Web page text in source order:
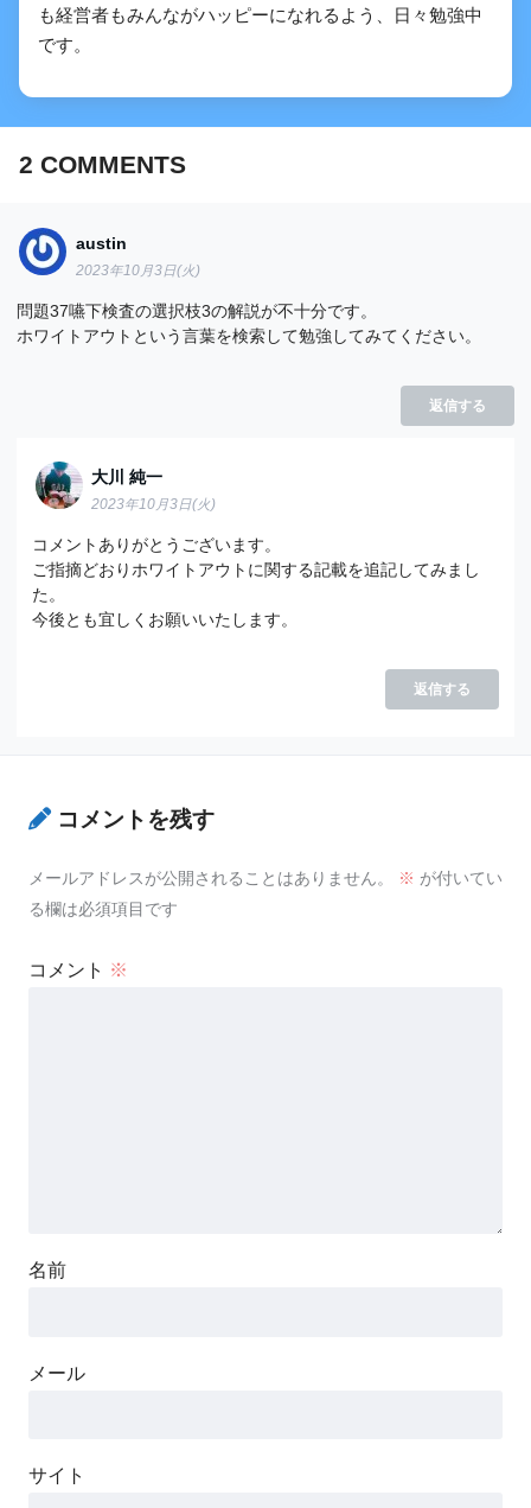
も経営者もみんながハッピーになれるよう、日々勉強中
です。
2 COMMENTS
austin
2023年10月3日(火)
問題37嚥下検査の選択枝3の解説が不十分です。
ホワイトアウトという言葉を検索して勉強してみてください。
返信する
大川 純一
2023年10月3日(火)
コメントありがとうございます。
ご指摘どおりホワイトアウトに関する記載を追記してみまし
た。
今後とも宜しくお願いいたします。
返信する
コメントを残す
メールアドレスが公開されることはありません。 ※ が付いてい
る欄は必須項目です
コメント ※
名前
メール
サイト